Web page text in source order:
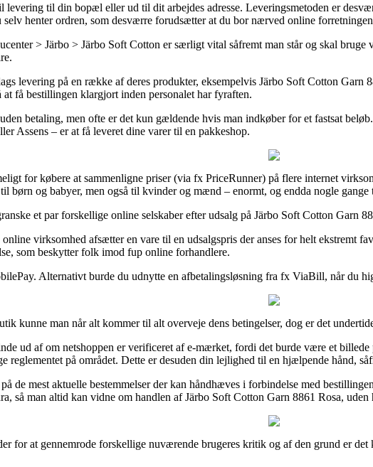
levering til din bopæl eller ud til dit arbejdes adresse. Leveringsmetoden er
henter ordren, som desværre forudsætter at du bor nærved online
> Järbo > Järbo Soft Cotton er særligt vital såfremt man står og skal
levering på en række af deres produkter, eksempelvis Järbo Soft Cotton Garn
få bestillingen klargjort inden personalet har fyraften.
betaling, men ofte er det kun gældende hvis man indkøber for et fastsat
Assens – er at få leveret dine varer til en pakkeshop.
for købere at sammenligne priser (via fx PriceRunner) på flere internet
børn og babyer, men også til kvinder og mænd – enormt, og endda nogle
et par forskellige online selskaber efter udsalg på Järbo Soft Cotton Garn
virksomhed afsætter en vare til en udsalgspris der anses for helt ekstremt
som beskytter folk imod fup online forhandlere.
Alternativt burde du udnytte en afbetalingsløsning fra fx ViaBill, når du
kunne man når alt kommer til alt overveje dens betingelser, dog er det
ud af om netshoppen er verificeret af e-mærket, fordi det burde være et
reglementet på området. Dette er desuden din lejlighed til en hjælpende hånd,
de mest aktuelle bestemmelser der kan håndhæves i forbindelse med
så man altid kan vidne om handlen af Järbo Soft Cotton Garn 8861 Rosa,
for at gennemrode forskellige nuværende brugeres kritik og af den grund er